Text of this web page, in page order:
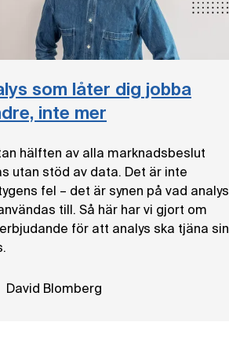
som låter dig jobba
inte mer
hälften av alla marknadsbeslut
utan stöd av data. Det är inte
fel – det är synen på vad analys
till. Så här har vi gjort om
för att analys ska tjäna sin
David Blomberg